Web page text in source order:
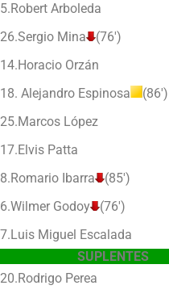
5.Robert Arboleda
26.Sergio Mina
(76′)
14.Horacio Orzán
18. Alejandro Espinosa
(86′)
25.Marcos López
17.Elvis Patta
8.Romario Ibarra
(85′)
6.Wilmer Godoy
(76′)
7.Luis Miguel Escalada
SUPLENTES
20.Rodrigo Perea